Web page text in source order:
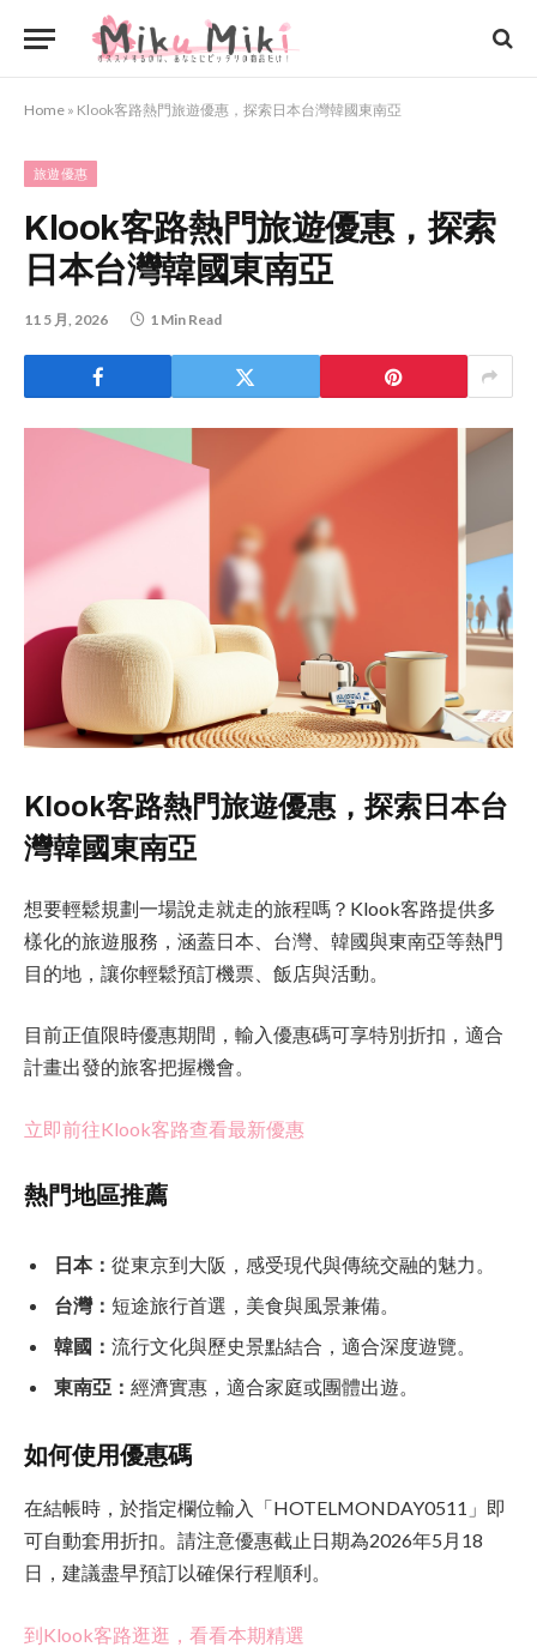
Home » Klook客路熱門旅遊優惠，探索日本台灣韓國東南亞
旅遊優惠
Klook客路熱門旅遊優惠，探索
日本台灣韓國東南亞
11 5 月, 2026 1 Min Read
Klook客路熱門旅遊優惠，探索日本台
灣韓國東南亞
想要輕鬆規劃一場說走就走的旅程嗎？Klook客路提供多
樣化的旅遊服務，涵蓋日本、台灣、韓國與東南亞等熱門
目的地，讓你輕鬆預訂機票、飯店與活動。
目前正值限時優惠期間，輸入優惠碼可享特別折扣，適合
計畫出發的旅客把握機會。
立即前往Klook客路查看最新優惠
熱門地區推薦
日本： 從東京到大阪，感受現代與傳統交融的魅力。
台灣： 短途旅行首選，美食與風景兼備。
韓國： 流行文化與歷史景點結合，適合深度遊覽。
東南亞： 經濟實惠，適合家庭或團體出遊。
如何使用優惠碼
在結帳時，於指定欄位輸入「HOTELMONDAY0511」即
可自動套用折扣。請注意優惠截止日期為2026年5月18
日，建議盡早預訂以確保行程順利。
到Klook客路逛逛，看看本期精選